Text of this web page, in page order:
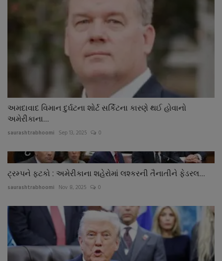
અમદાવાદ વિમાન દુર્ઘટના શોર્ટ સર્કિટના કારણે થઈ હોવાનો
અમેરીકાના...
saurashtrabhoomi Sep 13, 2025 0
ટ્રમ્પને ફટકો : અમેરીકાના શહેરોમાં લશ્કરની તૈનાતીને ફેડરલ...
saurashtrabhoomi Nov 8, 2025 0